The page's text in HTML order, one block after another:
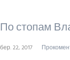
По стопам
бер. 22, 2017